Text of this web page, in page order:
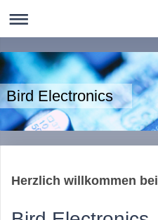
Bird Electronics
Herzlich willkommen bei